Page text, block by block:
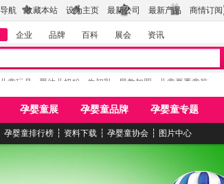
航 收藏本站 设为主页 最新公司 最新产品 商情订阅
企业 品牌 百科 展会 资讯
儿童玩具 婴幼儿奶粉 牛初乳 早教加盟 儿童夏季童装
孕婴童展 孕婴童品牌 孕婴童专题
孕婴童排行榜 ┆ 资料下载 ┆ 孕婴童协会 ┆ 图片中心